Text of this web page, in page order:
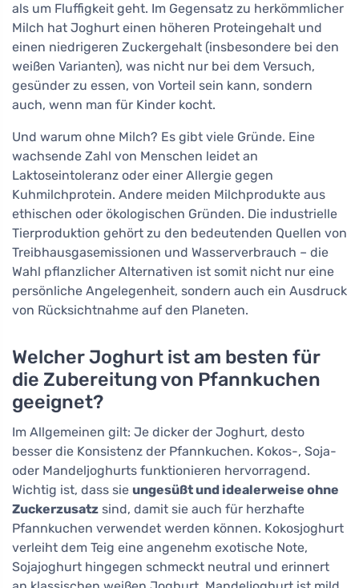
als um Fluffigkeit geht. Im Gegensatz zu herkömmlicher
Milch hat Joghurt einen höheren Proteingehalt und
einen niedrigeren Zuckergehalt (insbesondere bei den
weißen Varianten), was nicht nur bei dem Versuch,
gesünder zu essen, von Vorteil sein kann, sondern
auch, wenn man für Kinder kocht.
Und warum ohne Milch? Es gibt viele Gründe. Eine
wachsende Zahl von Menschen leidet an
Laktoseintoleranz oder einer Allergie gegen
Kuhmilchprotein. Andere meiden Milchprodukte aus
ethischen oder ökologischen Gründen. Die industrielle
Tierproduktion gehört zu den bedeutenden Quellen von
Treibhausgasemissionen und Wasserverbrauch – die
Wahl pflanzlicher Alternativen ist somit nicht nur eine
persönliche Angelegenheit, sondern auch ein Ausdruck
von Rücksichtnahme auf den Planeten.
Welcher Joghurt ist am besten für
die Zubereitung von Pfannkuchen
geeignet?
Im Allgemeinen gilt: Je dicker der Joghurt, desto
besser die Konsistenz der Pfannkuchen. Kokos-, Soja-
oder Mandeljoghurts funktionieren hervorragend.
Wichtig ist, dass sie ungesüßt und idealerweise ohne
Zuckerzusatz sind, damit sie auch für herzhafte
Pfannkuchen verwendet werden können. Kokosjoghurt
verleiht dem Teig eine angenehm exotische Note,
Sojajoghurt hingegen schmeckt neutral und erinnert